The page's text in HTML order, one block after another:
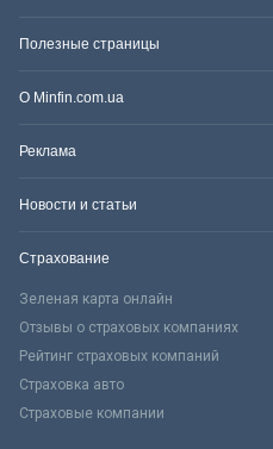
Полезные страницы
О Minfin.com.ua
Реклама
Новости и статьи
Страхование
Зеленая карта онлайн
Отзывы о страховых компаниях
Рейтинг страховых компаний
Страховка авто
Страховые компании